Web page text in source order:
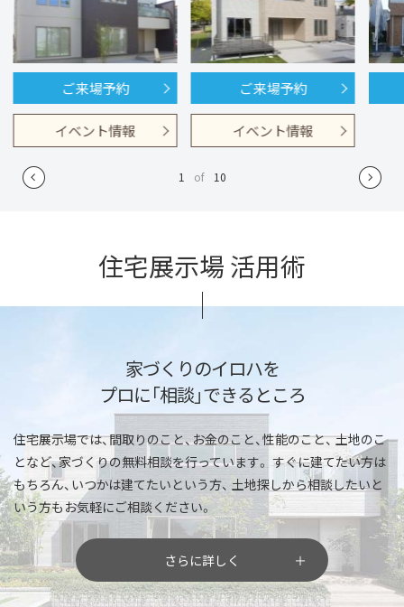
ご来場予約
イベント情報
ご来場予約
イベント情報
1 of 10
住宅展示場 活用術
家づくりのイロハを
プロに「相談」できるところ
住宅展示場では、間取りのこと、お金のこと、性能のこと、土地のこ
となど、家づくりの無料相談を行っています。 すぐに建てたい方は
もちろん、いつかは建てたいという方、 土地探しから相談したいと
いう方もお気軽にご相談ください。
さらに詳しく